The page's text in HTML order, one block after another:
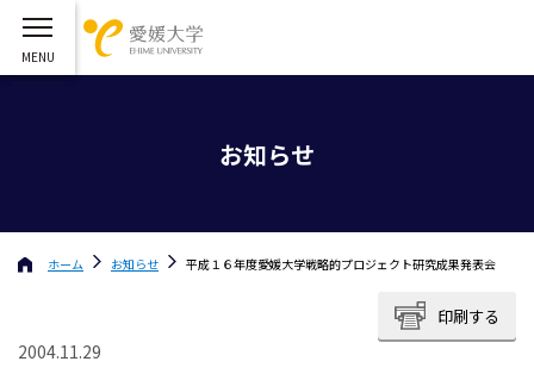
お知らせ
ホーム お知らせ 平成１６年度愛媛大学戦略的プロジェクト研究成果発表会
印刷する
2004.11.29